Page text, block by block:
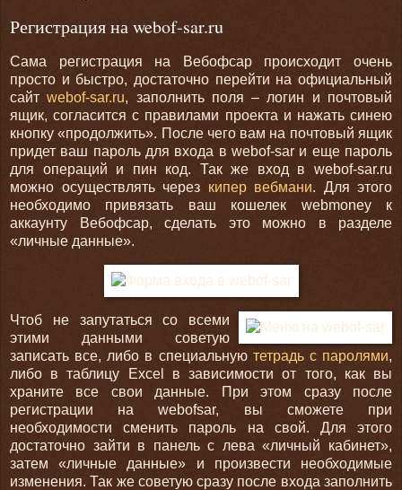
Регистрация на webof-sar.ru
Сама регистрация на Вебофсар происходит очень
просто и быстро, достаточно перейти на официальный
сайтwebof-sar.ru, заполнить поля – логин и почтовый
ящик, согласится с правилами проекта и нажать синею
кнопку «продолжить». После чего вам на почтовый ящик
придет ваш пароль для входа в webof-sar и еще пароль
для операций и пин код. Так же вход в webof-sar.ru
можно осуществлять через кипер вебмани. Для этого
необходимо привязать ваш кошелек webmoney к
аккаунту Вебофсар, сделать это можно в разделе
«личные данные».
Чтоб не запутаться со всеми
этими данными советую
записать все, либо в специальную тетрадь с паролями,
либо в таблицу Excel в зависимости от того, как вы
храните все свои данные. При этом сразу после
регистрации на webofsar, вы сможете при
необходимости сменить пароль на свой. Для этого
достаточно зайти в панель с лева «личный кабинет»,
затем «личные данные» и произвести необходимые
изменения. Так же советую сразу после входа заполнить